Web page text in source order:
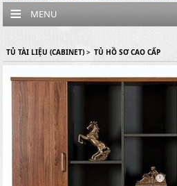
MENU
TỦ TÀI LIỆU (CABINET) > TỦ HỒ SƠ CAO CẤP